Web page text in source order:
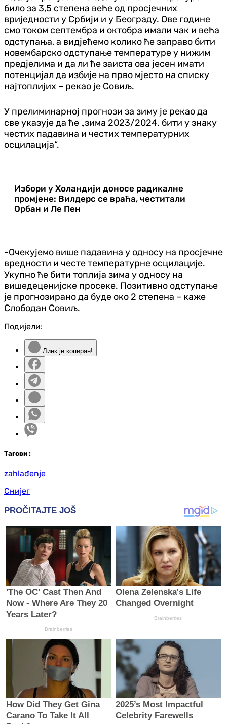
било за 3,5 степена веће од просјечних
вриједности у Србији и у Београду. Ове године
смо током септембра и октобра имали чак и већа
одступања, а видјећемо колико ће заправо бити
новембарско одступање температуре у нижим
предјелима и да ли ће заиста ова јесен имати
потенцијал да избије на прво мјесто на списку
најтоплијих – рекао је Совиљ.
У прелиминарној прогнози за зиму је рекао да
све указује да ће „зима 2023/2024. бити у знаку
честих падавина и честих температурних
осцилација“.
Избори у Холандији доносе радикалне
промјене: Вилдерс се враћа, честитали
Орбан и Ле Пен
-Очекујемо више падавина у односу на просјечне
вредности и честе температурне осцилације.
Укупно ће бити топлија зима у односу на
вишедеценијске просеке. Позитивно одступање
је прогнозирано да буде око 2 степена – каже
Слободан Совиљ.
Подијели:
Линк је копиран!
Тагови :
zahlađenje
Снијег